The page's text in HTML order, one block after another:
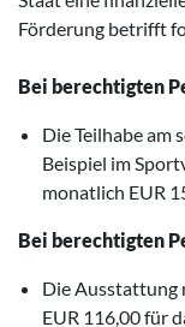
Förderung betrifft
Bei berechtigten
Die Teilhabe am
Beispiel im
monatlich EUR
Bei berechtigten
Die Ausstattung
EUR 116,00 für